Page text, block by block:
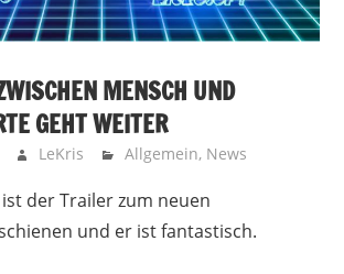
MENSCH UND
GEHT WEITER
LeKris Allgemein, News
der Trailer zum neuen
und er ist fantastisch.